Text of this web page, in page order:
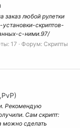
заказ любой рулетки
скриптов-
с-ними.97/
17 Форум: Скрипты
Рекомендую
Сам скрипт:
можно сделать